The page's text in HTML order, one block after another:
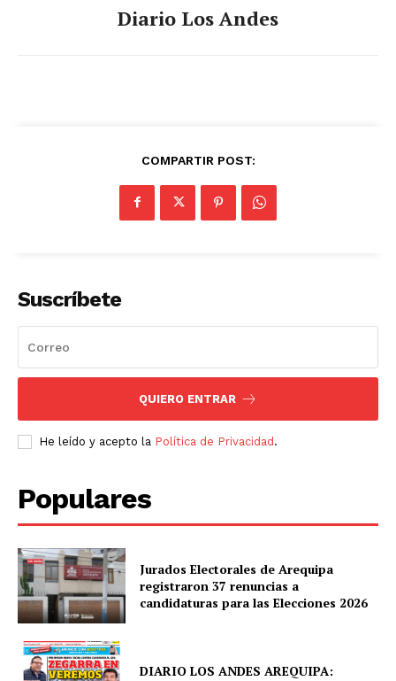
Diario Los Andes
COMPARTIR POST:
Suscríbete
QUIERO ENTRAR
He leído y acepto la Política de Privacidad.
Populares
Jurados Electorales de Arequipa
registraron 37 renuncias a
candidaturas para las Elecciones 2026
DIARIO LOS ANDES AREQUIPA: